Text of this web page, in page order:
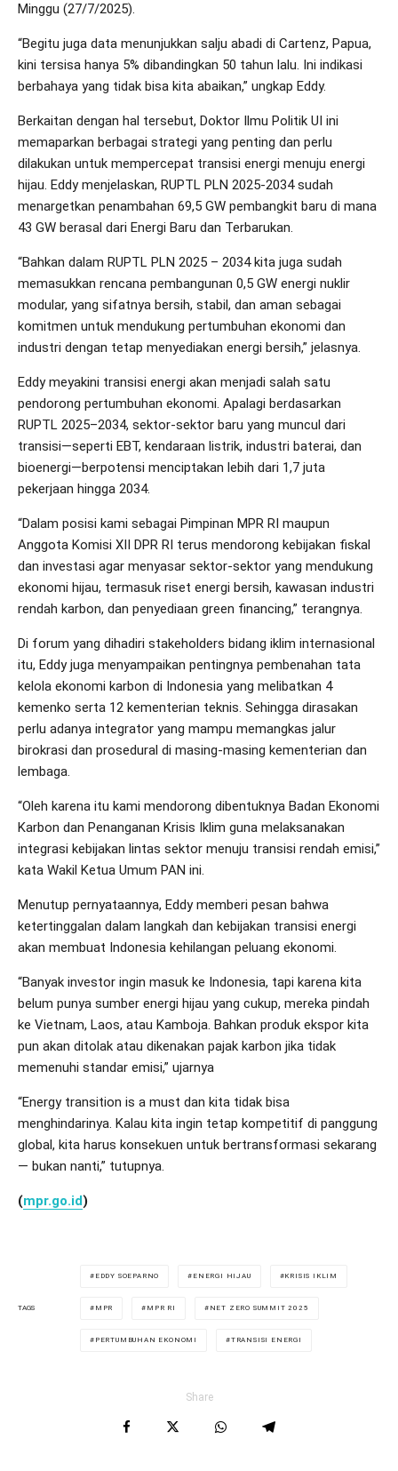
Minggu (27/7/2025).
“Begitu juga data menunjukkan salju abadi di Cartenz, Papua,
kini tersisa hanya 5% dibandingkan 50 tahun lalu. Ini indikasi
berbahaya yang tidak bisa kita abaikan,” ungkap Eddy.
Berkaitan dengan hal tersebut, Doktor Ilmu Politik UI ini
memaparkan berbagai strategi yang penting dan perlu
dilakukan untuk mempercepat transisi energi menuju energi
hijau. Eddy menjelaskan, RUPTL PLN 2025-2034 sudah
menargetkan penambahan 69,5 GW pembangkit baru di mana
43 GW berasal dari Energi Baru dan Terbarukan.
“Bahkan dalam RUPTL PLN 2025 – 2034 kita juga sudah
memasukkan rencana pembangunan 0,5 GW energi nuklir
modular, yang sifatnya bersih, stabil, dan aman sebagai
komitmen untuk mendukung pertumbuhan ekonomi dan
industri dengan tetap menyediakan energi bersih,” jelasnya.
Eddy meyakini transisi energi akan menjadi salah satu
pendorong pertumbuhan ekonomi. Apalagi berdasarkan
RUPTL 2025–2034, sektor-sektor baru yang muncul dari
transisi—seperti EBT, kendaraan listrik, industri baterai, dan
bioenergi—berpotensi menciptakan lebih dari 1,7 juta
pekerjaan hingga 2034.
“Dalam posisi kami sebagai Pimpinan MPR RI maupun
Anggota Komisi XII DPR RI terus mendorong kebijakan fiskal
dan investasi agar menyasar sektor-sektor yang mendukung
ekonomi hijau, termasuk riset energi bersih, kawasan industri
rendah karbon, dan penyediaan green financing,” terangnya.
Di forum yang dihadiri stakeholders bidang iklim internasional
itu, Eddy juga menyampaikan pentingnya pembenahan tata
kelola ekonomi karbon di Indonesia yang melibatkan 4
kemenko serta 12 kementerian teknis. Sehingga dirasakan
perlu adanya integrator yang mampu memangkas jalur
birokrasi dan prosedural di masing-masing kementerian dan
lembaga.
“Oleh karena itu kami mendorong dibentuknya Badan Ekonomi
Karbon dan Penanganan Krisis Iklim guna melaksanakan
integrasi kebijakan lintas sektor menuju transisi rendah emisi,”
kata Wakil Ketua Umum PAN ini.
Menutup pernyataannya, Eddy memberi pesan bahwa
ketertinggalan dalam langkah dan kebijakan transisi energi
akan membuat Indonesia kehilangan peluang ekonomi.
“Banyak investor ingin masuk ke Indonesia, tapi karena kita
belum punya sumber energi hijau yang cukup, mereka pindah
ke Vietnam, Laos, atau Kamboja. Bahkan produk ekspor kita
pun akan ditolak atau dikenakan pajak karbon jika tidak
memenuhi standar emisi,” ujarnya
“Energy transition is a must dan kita tidak bisa
menghindarinya. Kalau kita ingin tetap kompetitif di panggung
global, kita harus konsekuen untuk bertransformasi sekarang
— bukan nanti,” tutupnya.
(mpr.go.id)
TAGS
EDDY SOEPARNO ENERGI HIJAU KRISIS IKLIM
MPR MPR RI NET ZERO SUMMIT 2025
PERTUMBUHAN EKONOMI TRANSISI ENERGI
Share